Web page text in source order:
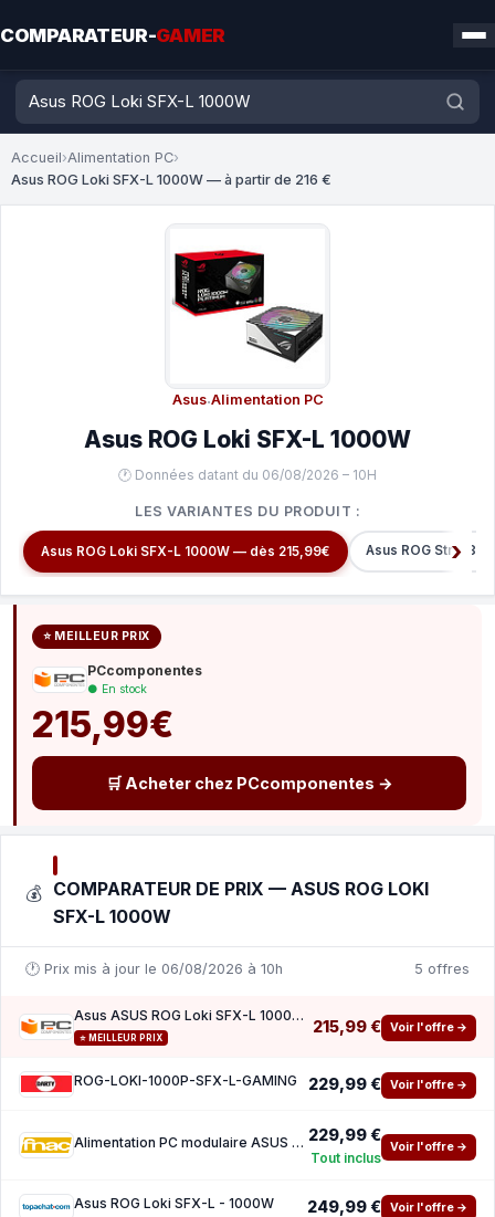
COMPARATEUR-GAMER
Accueil›Alimentation PC›
Asus ROG Loki SFX-L 1000W — à partir de 216 €
Asus·Alimentation PC
Asus ROG Loki SFX-L 1000W
🕐 Données datant du 06/08/2026 – 10H
LES VARIANTES DU PRODUIT :
Asus ROG Loki SFX-L 1000W — dès 215,99€ Asus ROG Strix
⭐ MEILLEUR PRIX
PCcomponentes
● En stock
215,99€
🛒 Acheter chez PCcomponentes →
💰 COMPARATEUR DE PRIX — ASUS ROG LOKI
SFX-L 1000W
🕐 Prix mis à jour le 06/08/2026 à 10h 5 offres
Asus ASUS ROG Loki SFX-L 1000W 80 Plus Platinum Modulaire
⭐ MEILLEUR PRIX
215,99 € Voir l'offre →
ROG-LOKI-1000P-SFX-L-GAMING 229,99 € Voir l'offre →
Alimentation PC modulaire ASUS ROG Loki SFX-L 1000W 80 PLUS Platinum Black et White 229,99 €
Tout inclus
Voir l'offre →
Asus ROG Loki SFX-L - 1000W 249,99 € Voir l'offre →